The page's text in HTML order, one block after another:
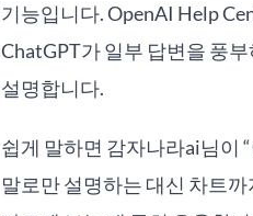
기능입니다. OpenAI Help
ChatGPT가 일부 답변을 풍
설명합니다.
쉽게 말하면 감자나라ai님이
말로만 설명하는 대신 차트